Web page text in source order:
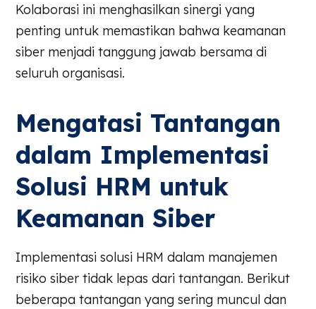
Kolaborasi ini menghasilkan sinergi yang
penting untuk memastikan bahwa keamanan
siber menjadi tanggung jawab bersama di
seluruh organisasi.
Mengatasi Tantangan
dalam Implementasi
Solusi HRM untuk
Keamanan Siber
Implementasi solusi HRM dalam manajemen
risiko siber tidak lepas dari tantangan. Berikut
beberapa tantangan yang sering muncul dan